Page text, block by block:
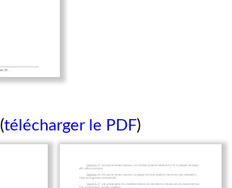
(télécharger le PDF)